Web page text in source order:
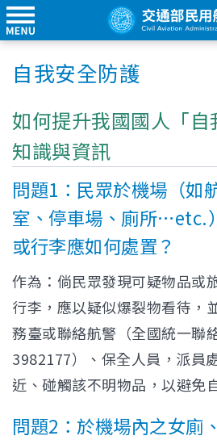
自我安全防護
如何提升我國國人「
知識與資訊
問題1：民眾於機場（如
室、停車場、廁所…etc.
或行李應如何處置？
作為：倘民眾發現可疑物品或
行李，應以疑似爆裂物看待，
務臺或聯絡航警（全國統一聯
3982177）、保全人員，派員
近、碰觸該不明物品，以避免
問題2：於機場內之女廁